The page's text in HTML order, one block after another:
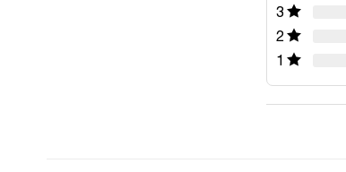
3
2
1